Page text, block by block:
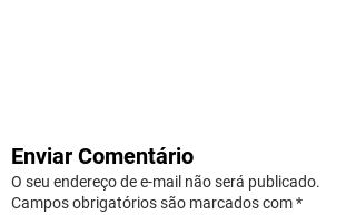
Enviar Comentário
O seu endereço de e-mail não será publicado.
Campos obrigatórios são marcados com *